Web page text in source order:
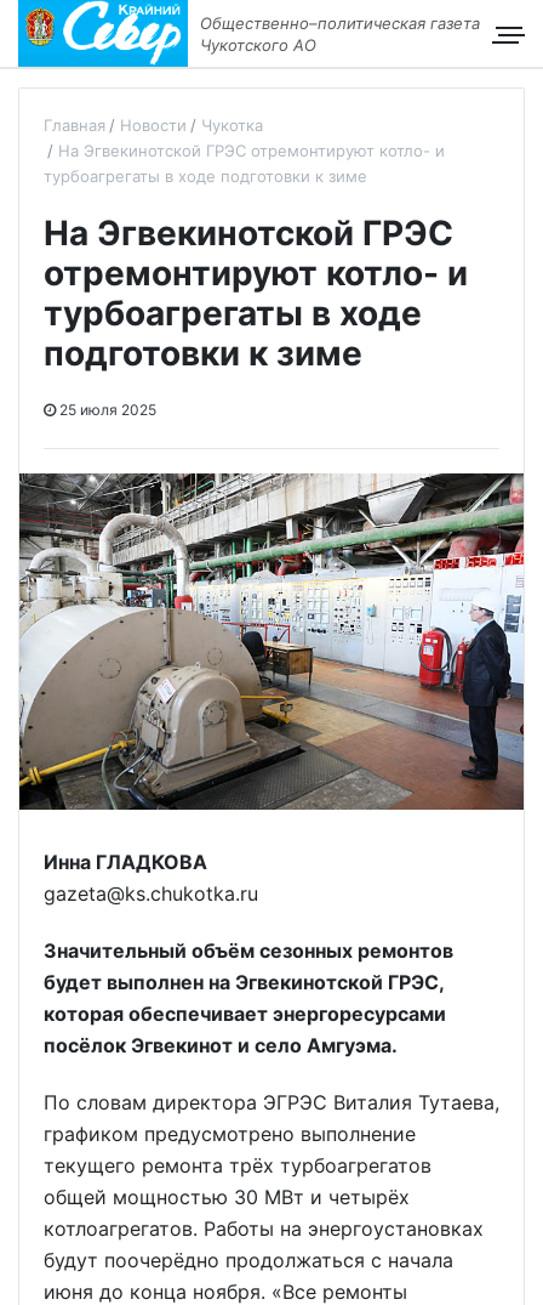
Общественно–политическая газета
Чукотского АО
Главная Новости
Чукотка
На Эгвекинотской ГРЭС отремонтируют котло- и
турбоагрегаты в ходе подготовки к зиме
На Эгвекинотской ГРЭС
отремонтируют котло- и
турбоагрегаты в ходе
подготовки к зиме
25 июля 2025
Инна ГЛАДКОВА
gazeta@ks.chukotka.ru
Значительный объём сезонных ремонтов
будет выполнен на Эгвекинотской ГРЭС,
которая обеспечивает энергоресурсами
посёлок Эгвекинот и село Амгуэма.
По словам директора ЭГРЭС Виталия Тутаева,
графиком предусмотрено выполнение
текущего ремонта трёх турбоагрегатов
общей мощностью 30 МВт и четырёх
котлоагрегатов. Работы на энергоустановках
будут поочерёдно продолжаться с начала
июня до конца ноября. «Все ремонты